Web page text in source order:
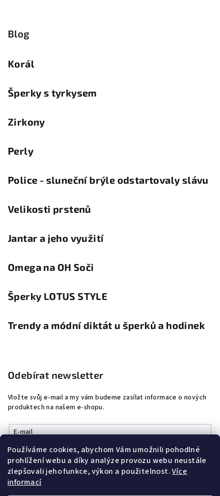
Používáme cookies, abychom Vám umožnili pohodlné
prohlížení webu a díky analýze provozu webu neustále
zlepšovali jeho funkce, výkon a použitelnost.Více
informací
Blog
Korál
Šperky s tyrkysem
Zirkony
Perly
Police - sluneční brýle odstartovaly slávu
Velikosti prstenů
Jantar a jeho využití
Omega na OH Soči
Šperky LOTUS STYLE
Trendy a módní diktát u šperků a hodinek
Odebírat newsletter
Vložte svůj e-mail a my vám budeme zasílat informace o nových
produktech na našem e-shopu.
E-mail
Vložením e-mailu souhlasíte spodmínkami ochrany osobních
údajů
Přihlásit se